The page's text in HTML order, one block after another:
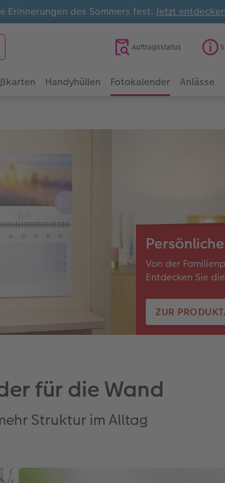
Erinnerungen des Sommers fest. Jetzt
Auftragsstatus
Handyhüllen Fotokalender Anlässe
Von der
Entdecken Sie
ZUR
für die Wand
Struktur im Alltag